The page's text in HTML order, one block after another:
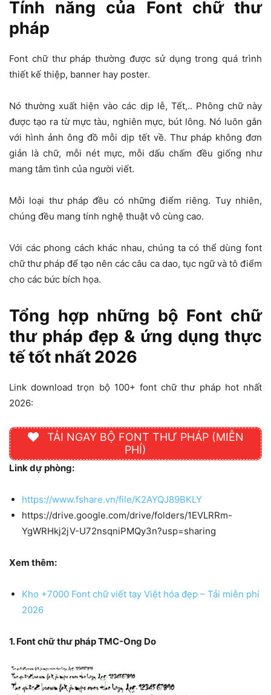
Tính năng của Font chữ thư
pháp
Font chữ thư pháp thường được sử dụng trong quá trình
thiết kế thiệp, banner hay poster.
Nó thường xuất hiện vào các dịp lễ, Tết,.. Phông chữ này
được tạo ra từ mực tàu, nghiên mực, bút lông. Nó luôn gắn
với hình ảnh ông đồ mỗi dịp tết về. Thư pháp không đơn
giản là chữ, mỗi nét mực, mỗi dấu chấm đều giống như
mang tâm tình của người viết.
Mỗi loại thư pháp đều có những điểm riêng. Tuy nhiên,
chúng đều mang tính nghệ thuật vô cùng cao.
Với các phong cách khác nhau, chúng ta có thể dùng font
chữ thư pháp để tạo nên các câu ca dao, tục ngữ và tô điểm
cho các bức bích họa.
Tổng hợp những bộ Font chữ
thư pháp đẹp & ứng dụng thực
tế tốt nhất 2026
Link download trọn bộ 100+ font chữ thư pháp hot nhất
2026:
TẢI NGAY BỘ FONT THƯ PHÁP (MIỄN
PHÍ)
Link dự phòng:
https://www.fshare.vn/file/K2AYQJ89BKLY
https://drive.google.com/drive/folders/1EVLRRm-
YgWRHkj2jV-U72nsqniPMQy3n?usp=sharing
Xem thêm:
Kho +7000 Font chữ viết tay Việt hóa đẹp – Tải miễn phí
2026
1. Font chữ thư pháp TMC-Ong Do